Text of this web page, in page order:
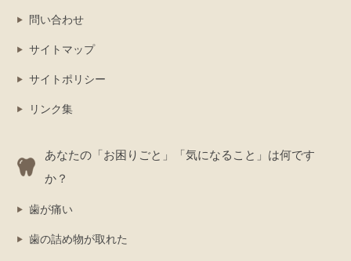
問い合わせ
サイトマップ
サイトポリシー
リンク集
あなたの「お困りごと」「気になること」は何です
か？
歯が痛い
歯の詰め物が取れた